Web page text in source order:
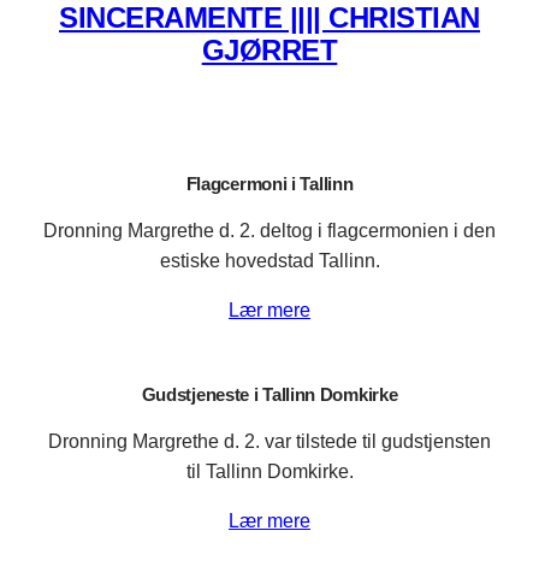
SINCERAMENTE |||| CHRISTIAN
GJØRRET
Flagcermoni i Tallinn
Dronning Margrethe d. 2. deltog i flagcermonien i den
estiske hovedstad Tallinn.
Lær mere
Gudstjeneste i Tallinn Domkirke
Dronning Margrethe d. 2. var tilstede til gudstjensten
til Tallinn Domkirke.
Lær mere